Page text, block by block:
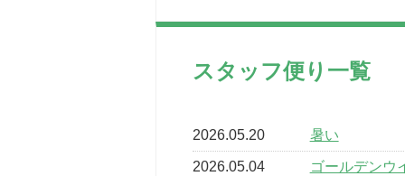
スタッフ便り一覧
2026.05.20 暑い
2026.05.04 ゴールデンウ